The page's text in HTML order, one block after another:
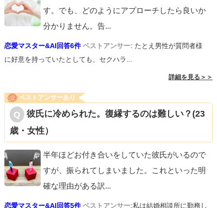
す。でも、どのようにアプローチしたら良いか
分かりません。告...
恋愛マスター&AI回答6件 ベストアンサー: たとえ男性が質問者様
に好意を持っていたとしても、セクハラ...
詳細を見る＞＞
ベストアンサーあり
彼氏に冷められた。復縁するのは難しい？(23
歳・女性）
半年ほどお付き合いをしていた彼氏がいるので
すが、振られてしまいました。これといった明
確な理由がある訳...
恋愛マスター&AI回答5件 ベストアンサー:私は結婚相談所に勤務し